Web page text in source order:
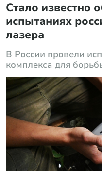
Стало известно
испытаниях
лазера
В России провели
комплекса для